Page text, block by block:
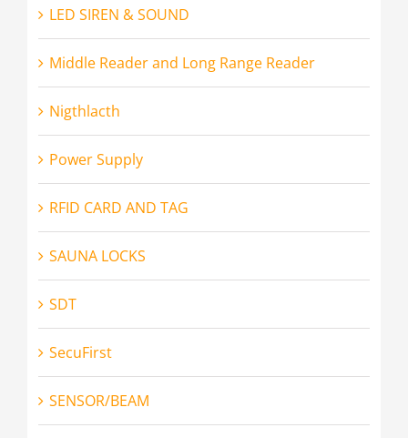
LED SIREN & SOUND
Middle Reader and Long Range Reader
Nigthlacth
Power Supply
RFID CARD AND TAG
SAUNA LOCKS
SDT
SecuFirst
SENSOR/BEAM